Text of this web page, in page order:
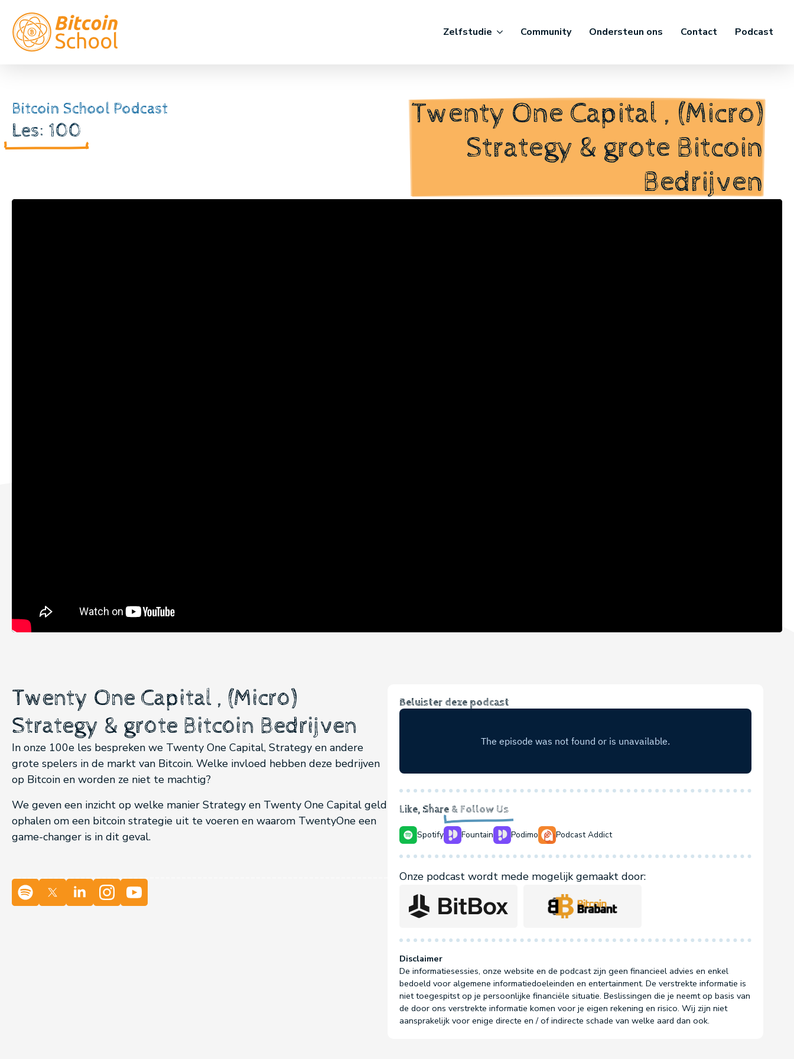
Zelfstudie Community Ondersteun ons Contact Podcast
Bitcoin School Podcast
Les: 100
Twenty One Capital , (Micro)
Strategy & grote Bitcoin
Bedrijven
Twenty One Capital , (Micro)
Strategy & grote Bitcoin Bedrijven
In onze 100e les bespreken we Twenty One Capital, Strategy en andere
grote spelers in de markt van Bitcoin. Welke invloed hebben deze bedrijven
op Bitcoin en worden ze niet te machtig?
We geven een inzicht op welke manier Strategy en Twenty One Capital geld
ophalen om een bitcoin strategie uit te voeren en waarom TwentyOne een
game-changer is in dit geval.
Beluister deze podcast
Like, Share & Follow Us
Spotify Fountain Podimo Podcast Addict
Onze podcast wordt mede mogelijk gemaakt door:
Disclaimer
De informatiesessies, onze website en de podcast zijn geen financieel advies en enkel
bedoeld voor algemene informatiedoeleinden en entertainment. De verstrekte informatie is
niet toegespitst op je persoonlijke financiële situatie. Beslissingen die je neemt op basis van
de door ons verstrekte informatie komen voor je eigen rekening en risico. Wij zijn niet
aansprakelijk voor enige directe en / of indirecte schade van welke aard dan ook.